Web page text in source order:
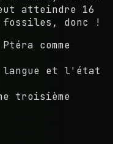
atteindre 16
fossiles, donc !
comme
et l'état
troisième